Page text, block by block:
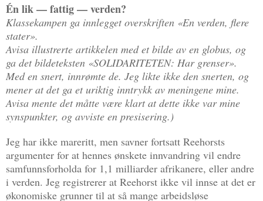
Én lik — fattig — verden?
Klassekampen ga innlegget overskriften «En verden, flere
stater».
Avisa illustrerte artikkelen med et bilde av en globus, og
ga det bildeteksten «SOLIDARITETEN: Har grenser».
Med en snert, innrømte de. Jeg likte ikke den snerten, og
mener at det ga et uriktig inntrykk av meningene mine.
Avisa mente det måtte være klart at dette ikke var mine
synspunkter, og avviste en presisering.)
Jeg har ikke mareritt, men savner fortsatt Reehorsts
argumenter for at hennes ønskete innvandring vil endre
samfunnsforholda for 1,1 milliarder afrikanere, eller andre
i verden. Jeg registrerer at Reehorst ikke vil innse at det er
økonomiske grunner til at så mange arbeidsløse